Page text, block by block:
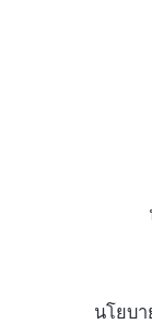
นโยบ